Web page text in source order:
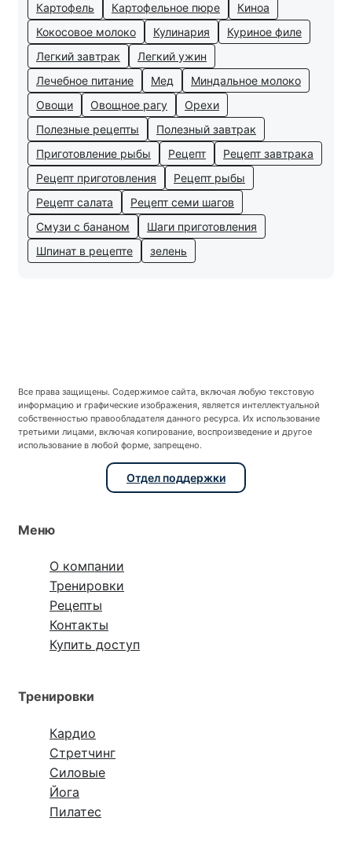
Картофель
Картофельное пюре
Киноа
Кокосовое молоко
Кулинария
Куриное филе
Легкий завтрак
Легкий ужин
Лечебное питание
Мед
Миндальное молоко
Овощи
Овощное рагу
Орехи
Полезные рецепты
Полезный завтрак
Приготовление рыбы
Рецепт
Рецепт завтрака
Рецепт приготовления
Рецепт рыбы
Рецепт салата
Рецепт семи шагов
Смузи с бананом
Шаги приготовления
Шпинат в рецепте
зелень
Все права защищены. Содержимое сайта, включая любую текстовую
информацию и графические изображения, является интеллектуальной
собственностью правообладателя данного ресурса. Их использование
третьими лицами, включая копирование, воспроизведение и другое
использование в любой форме, запрещено.
Отдел поддержки
Меню
О компании
Тренировки
Рецепты
Контакты
Купить доступ
Тренировки
Кардио
Стретчинг
Силовые
Йога
Пилатес